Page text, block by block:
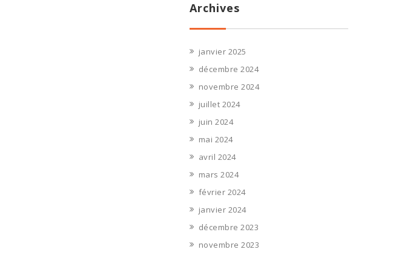
Archives
janvier 2025
décembre 2024
novembre 2024
juillet 2024
juin 2024
mai 2024
avril 2024
mars 2024
février 2024
janvier 2024
décembre 2023
novembre 2023